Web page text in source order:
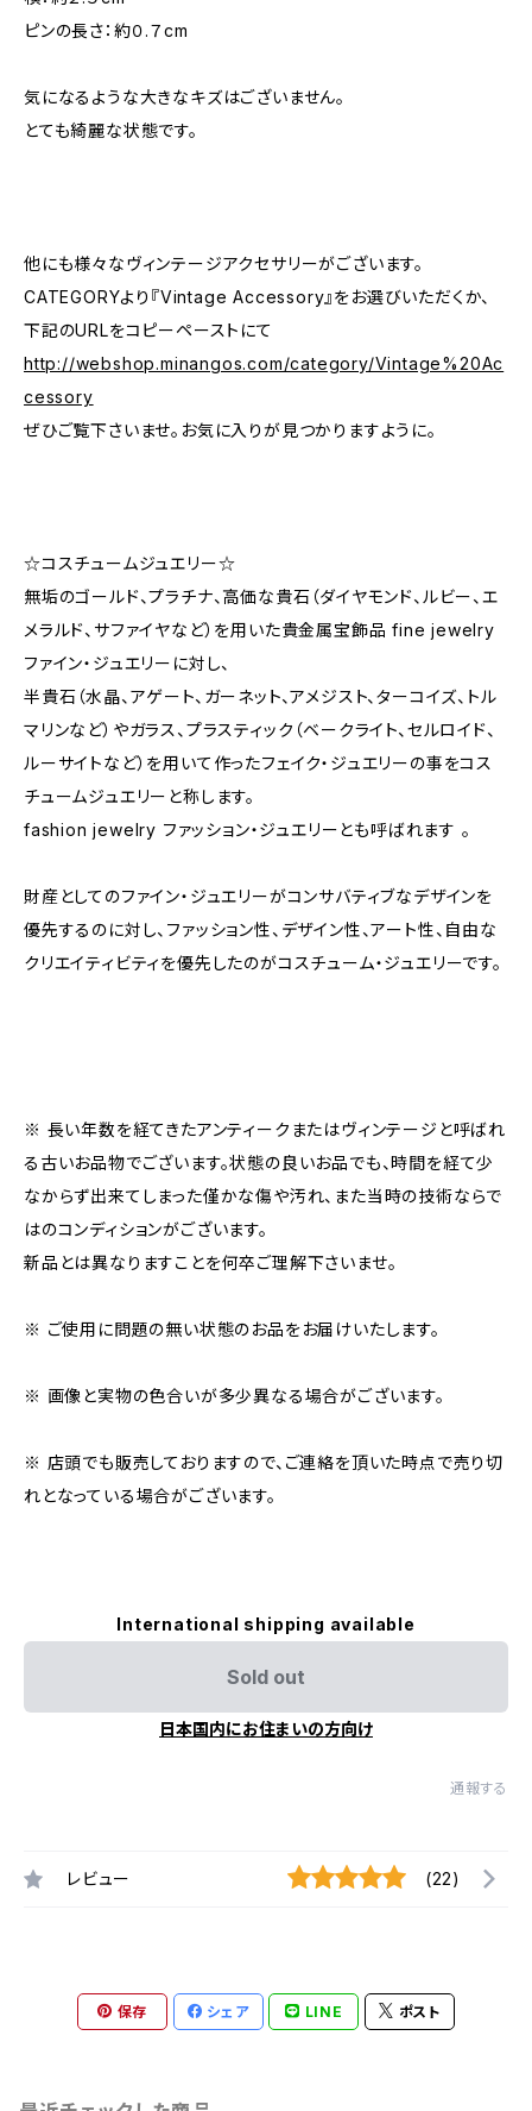
ピンの長さ：約０.７cm
気になるような大きなキズはございません。
とても綺麗な状態です。
他にも様々なヴィンテージアクセサリーがございます。
CATEGORYより『Vintage Accessory』をお選びいただくか、
下記のURLをコピーペーストにて
http://webshop.minangos.com/category/Vintage%20Ac
cessory
ぜひご覧下さいませ。お気に入りが見つかりますように。
☆コスチュームジュエリー☆
無垢のゴールド、プラチナ、高価な貴石（ダイヤモンド、ルビー、エ
メラルド、サファイヤなど）を用いた貴金属宝飾品 fine jewelry
ファイン・ジュエリーに対し、
半貴石（水晶、アゲート、ガーネット、アメジスト、ターコイズ、トル
マリンなど）やガラス、プラスティック（ベークライト、セルロイド、
ルーサイトなど）を用いて作ったフェイク・ジュエリーの事をコス
チュームジュエリーと称します。
fashion jewelry ファッション・ジュエリーとも呼ばれます 。
財産としてのファイン・ジュエリーがコンサバティブなデザインを
優先するのに対し、ファッション性、デザイン性、アート性、自由な
クリエイティビティを優先したのがコスチューム・ジュエリーです。
※ 長い年数を経てきたアンティークまたはヴィンテージと呼ばれ
る古いお品物でございます。状態の良いお品でも、時間を経て少
なからず出来てしまった僅かな傷や汚れ、また当時の技術ならで
はのコンディションがございます。
新品とは異なりますことを何卒ご理解下さいませ。
※ ご使用に問題の無い状態のお品をお届けいたします。
※ 画像と実物の色合いが多少異なる場合がございます。
※ 店頭でも販売しておりますので、ご連絡を頂いた時点で売り切
れとなっている場合がございます。
International shipping available
Sold out
日本国内にお住まいの方向け
通報する
レビュー (22)
保存 シェア LINE ポスト